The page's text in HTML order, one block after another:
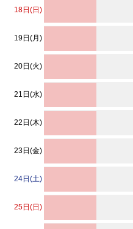
18日(日)
19日(月)
20日(火)
21日(水)
22日(木)
23日(金)
24日(土)
25日(日)